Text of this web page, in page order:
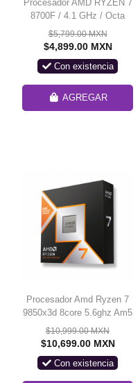
Procesador AMD RYZEN 7
8700F / 4.1 GHz / Octa
Core / AM5 / Requiere
Tarjeta de Video / 100-
$5,799.00 MXN
$4,899.00 MXN
Con existencia
AGREGAR
Procesador Amd Ryzen 7
9850x3d 8core 5.6ghz Am5
$10,999.00 MXN
$10,699.00 MXN
Con existencia